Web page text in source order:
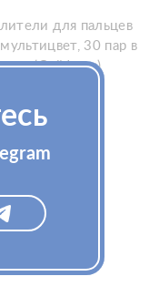
для пальцев
30 пар в
(Сейфети)
Узнать цену